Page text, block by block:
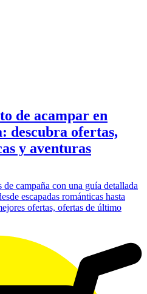
de acampar en
descubra ofertas,
y aventuras
campaña con una guía detallada
escapadas románticas hasta
ofertas, ofertas de último